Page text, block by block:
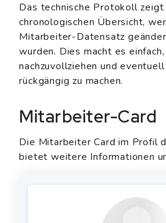
Das technische Protokoll zeigt
chronologischen Übersicht,
Mitarbeiter-Datensatz
wurden. Dies macht es
nachzuvollziehen und
rückgängig zu machen.
Mitarbeiter-Card
Die Mitarbeiter Card im Profil
bietet weitere Informationen